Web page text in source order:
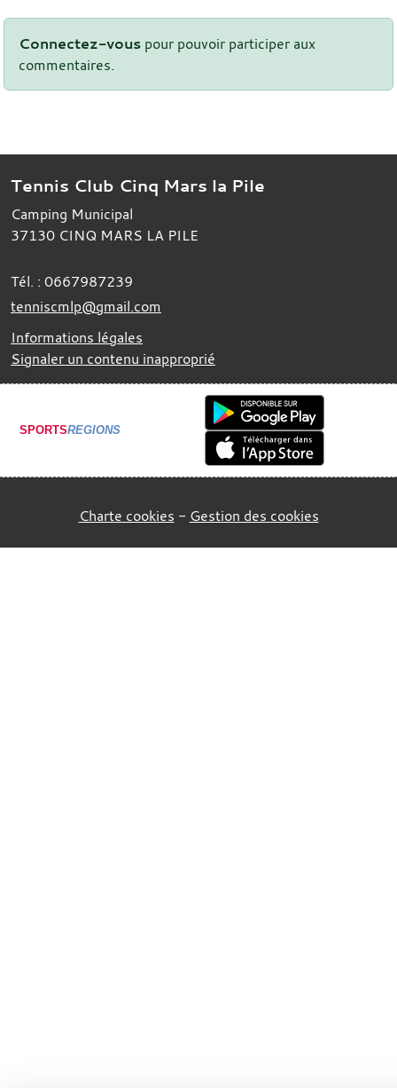
Connectez-vous pour pouvoir participer aux
commentaires.
Tennis Club Cinq Mars la Pile
Camping Municipal
37130 CINQ MARS LA PILE
Tél. : 0667987239
tenniscmlp@gmail.com
Informations légales
Signaler un contenu inapproprié
SPORTSREGIONS
Charte cookies Gestion des cookies